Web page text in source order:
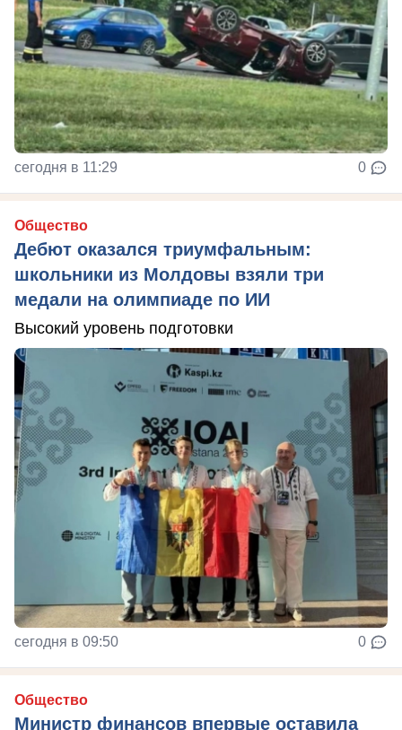
сегодня в 11:29 0
Общество
Дебют оказался триумфальным:
школьники из Молдовы взяли три
медали на олимпиаде по ИИ
Высокий уровень подготовки
сегодня в 09:50 0
Общество
Министр финансов впервые оставила